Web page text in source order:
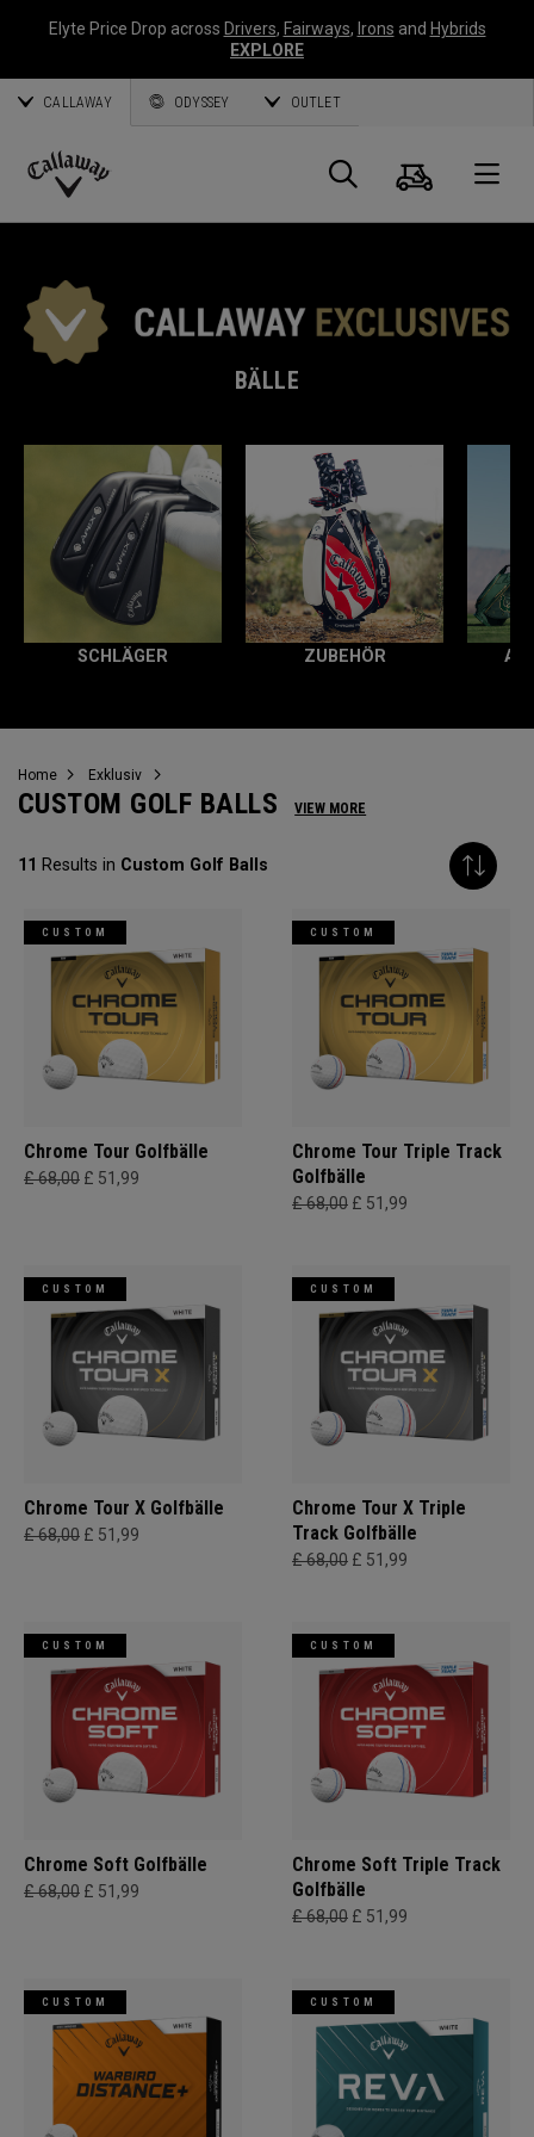
Elyte Price Drop across Drivers, Fairways, Irons and Hybrids
EXPLORE
CALLAWAY ODYSSEY OUTLET
Callaway
Suche
BÄLLE
SCHLÄGER ZUBEHÖR
Home Exklusiv
CUSTOM GOLF BALLS VIEW MORE
11 Results in Custom Golf Balls
CUSTOM
Chrome Tour Golfbälle
£ 68,00 £ 51,99
CUSTOM
Chrome Tour Triple Track
Golfbälle
£ 68,00 £ 51,99
CUSTOM
Chrome Tour X Golfbälle
£ 68,00 £ 51,99
CUSTOM
Chrome Tour X Triple
Track Golfbälle
£ 68,00 £ 51,99
CUSTOM
Chrome Soft Golfbälle
£ 68,00 £ 51,99
CUSTOM
Chrome Soft Triple Track
Golfbälle
£ 68,00 £ 51,99
CUSTOM CUSTOM